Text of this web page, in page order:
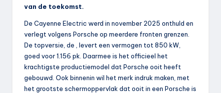
van de toekomst.
De Cayenne Electric werd in november 2025 onthuld en
verlegt volgens Porsche op meerdere fronten grenzen.
De topversie, de , levert een vermogen tot 850 kW,
goed voor 1.156 pk. Daarmee is het officieel het
krachtigste productiemodel dat Porsche ooit heeft
gebouwd. Ook binnenin wil het merk indruk maken, met
het grootste schermoppervlak dat ooit in een Porsche is